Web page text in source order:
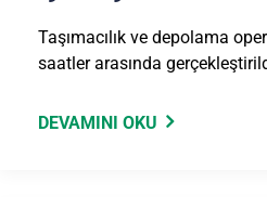
Taşımacılık ve depolama
saatler arasında
DEVAMINI OKU